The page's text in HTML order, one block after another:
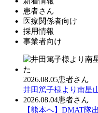
患者さん
医療関係者向け
採用情報
事業者向け
2026.08.05患者さん
井田篤子様より南星
2026.08.04患者さん
【熊本へ】DMAT隊